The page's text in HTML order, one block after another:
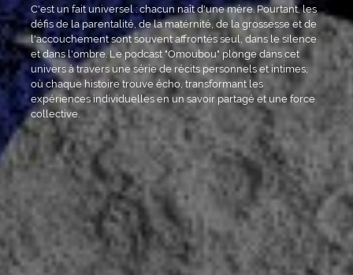
C'est un fait universel : chacun naît d'une mère. Pourtant, les
défis de la parentalité, de la matérnité, de la grossesse et de
l'accouchement sont souvent affrontés seul, dans le silence
et dans l'ombre. Le podcast "Omoubou" plonge dans cet
univers à travers une série de récits personnels et intimes,
où chaque histoire trouve écho, transformant les
expériences individuelles en un savoir partagé et une force
collective.